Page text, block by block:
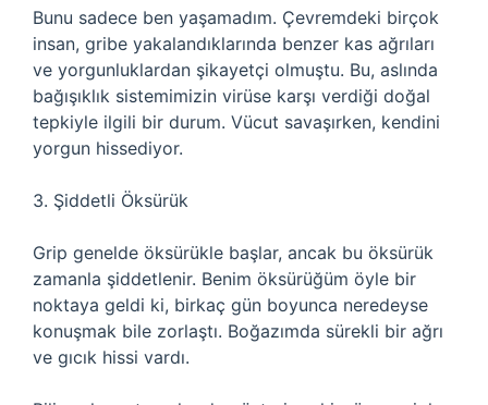
Bunu sadece ben yaşamadım. Çevremdeki birçok
insan, gribe yakalandıklarında benzer kas ağrıları
ve yorgunluklardan şikayetçi olmuştu. Bu, aslında
bağışıklık sistemimizin virüse karşı verdiği doğal
tepkiyle ilgili bir durum. Vücut savaşırken, kendini
yorgun hissediyor.
3. Şiddetli Öksürük
Grip genelde öksürükle başlar, ancak bu öksürük
zamanla şiddetlenir. Benim öksürüğüm öyle bir
noktaya geldi ki, birkaç gün boyunca neredeyse
konuşmak bile zorlaştı. Boğazımda sürekli bir ağrı
ve gıcık hissi vardı.